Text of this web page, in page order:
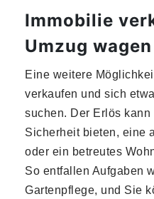
Immobilie
Umzug wagen
Eine weitere
verkaufen und sich
suchen. Der Erlös
Sicherheit bieten, eine
oder ein betreutes
So entfallen Aufgaben
Gartenpflege, und Sie